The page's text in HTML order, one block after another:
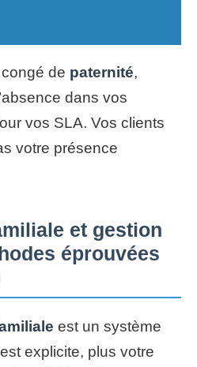
de paternité,
dans vos
vos SLA. Vos clients
votre présence
et gestion
éprouvées
est un système
explicite, plus votre